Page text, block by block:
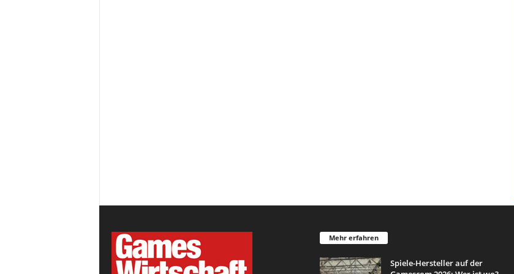
Mehr erfahren
Spiele-Hersteller auf der